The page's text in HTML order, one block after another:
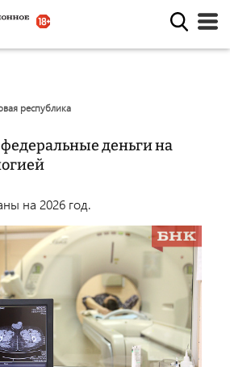
республика
деньги на
на 2026 год.